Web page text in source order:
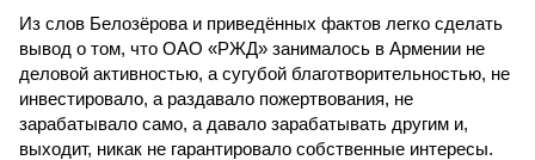
Из слов Белозёрова и приведённых фактов легко сделать
вывод о том, что ОАО «РЖД» занималось в Армении не
деловой активностью, а сугубой благотворительностью, не
инвестировало, а раздавало пожертвования, не
зарабатывало само, а давало зарабатывать другим и,
выходит, никак не гарантировало собственные интересы.